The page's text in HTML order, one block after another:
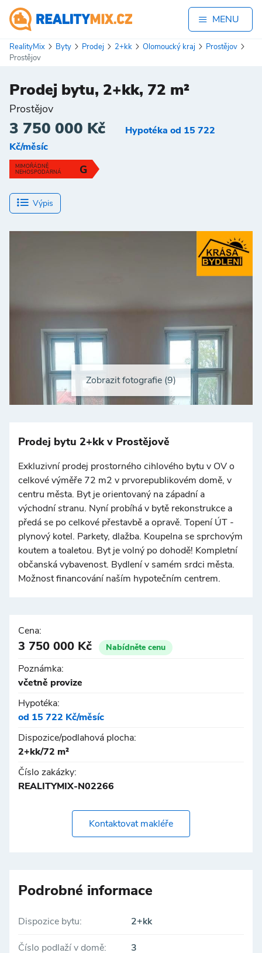
MENU
RealityMix Byty Prodej 2+kk Olomoucký kraj
Prostějov
Prostějov
Prodej bytu, 2+kk, 72 m²
Prostějov
3 750 000 Kč
Hypotéka od 15 722
Kč/měsíc
G
MIMOŘÁDNĚ
NEHOSPODÁRNÁ
Výpis
−
Zobrazit fotografie (9)
Prodej bytu 2+kk v Prostějově
Exkluzivní prodej prostorného cihlového bytu v OV o
celkové výměře 72 m2 v prvorepublikovém domě, v
centru města. Byt je orientovaný na západní a
východní stranu. Nyní probíhá v bytě rekonstrukce a
předá se po celkové přestavbě a opravě. Topení ÚT -
plynový kotel. Parkety, dlažba. Koupelna se sprchovým
koutem a toaletou. Byt je volný po dohodě! Kompletní
občanská vybavenost. Bydlení v samém srdci města.
Možnost financování naším hypotečním centrem.
Cena:
3 750 000 Kč Nabídněte cenu
Poznámka:
včetně provize
Hypotéka:
od 15 722 Kč/měsíc
Dispozice/podlahová plocha:
2+kk/72 m²
Číslo zakázky:
REALITYMIX-N02266
Kontaktovat makléře
Podrobné informace
Dispozice bytu: 2+kk
Číslo podlaží v domě: 3